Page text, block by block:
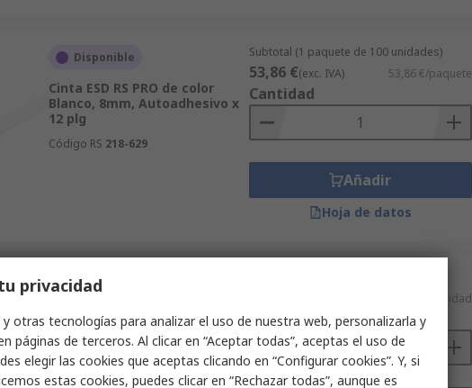
Disponible
Cinta ESD RS PRO de color
Blanco, 8mm, Autoadhesivo x
12 plg
Código RS 218-629
Subtotal (1 paquete de 100 unidades)
53,86 €(exc. IVA) 53,86 €/paquete
Cantidad
Añadir
Hoja de datos
Disponible
Cinta ESD RS PRO de color Rojo,
8mm
Código RS 218-631
100,36 €/unidad
Cantidad
privacidad
otras tecnologías para analizar el uso de nuestra web, personalizarla y
páginas de terceros. Al clicar en “Aceptar todas”, aceptas el uso de
elegir las cookies que aceptas clicando en “Configurar cookies”. Y, si
estas cookies, puedes clicar en “Rechazar todas”, aunque es